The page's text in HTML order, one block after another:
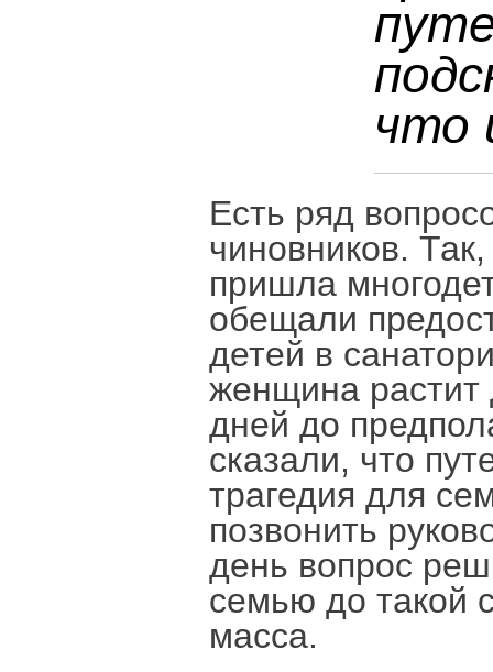
что
Есть ряд
чиновников.
пришла
обещали
детей в
женщина растит
дней до
сказали, что
трагедия для
позвонить
день вопрос
семью до такой
масса.